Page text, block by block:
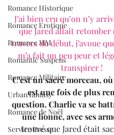
Romance Historique
Romance Erotique
Romance MM
Romantic Suspens
Romance Militaire
Urban fantasy
Romance de Noël
Service Presse
J’ai bien cru qu’on n’y
que Jared allait retomber
travers du début, j’avoue
m’a fait un peu peur et
transpirer !
C’est un sacré morceau,
est une fois de plus
question. Charlie va se
une lionne, avec ses
trouvé que Jared était